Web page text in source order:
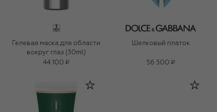
Гелевая маска для области
вокруг глаз (30ml)
44 100 ₽
Шелковый платок
56 500 ₽